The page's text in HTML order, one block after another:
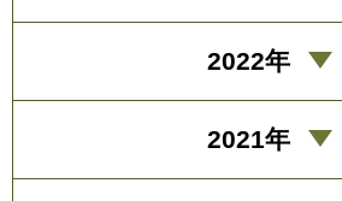
2022年
2021年